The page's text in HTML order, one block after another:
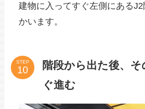
建物に入ってすぐ左側にある
かいます。
STEP
階段から出た後、
ぐ進む